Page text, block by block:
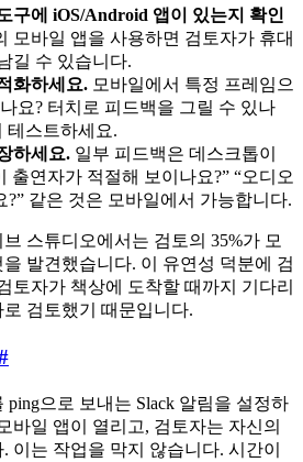
구에 iOS/Android 앱이 있는지 확인
모바일 앱을 사용하면 검토자가 휴대
길 수 있습니다.
화하세요. 모바일에서 특정 프레임으
요? 터치로 피드백을 그릴 수 있나
테스트하세요.
하세요. 일부 피드백은 데스크톱이
출연자가 적절해 보이나요?” “오디오
?” 같은 것은 모바일에서 가능합니다.
스튜디오에서는 검토의 35%가 모
발견했습니다. 이 유연성 덕분에 검
토자가 책상에 도착할 때까지 기다리
검토했기 때문입니다.
으로 보내는 Slack 알림을 설정하
바일 앱이 열리고, 검토자는 자신의
이는 작업을 막지 않습니다. 시간이